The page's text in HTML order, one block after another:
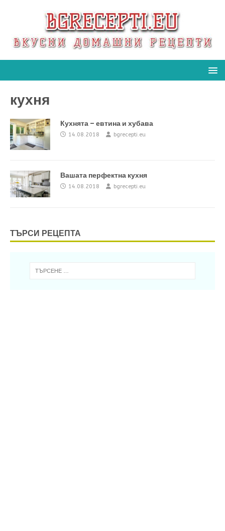
кухня
Кухнята – евтина и хубава
14.08.2018 bgrecepti.eu
Вашата перфектна кухня
14.08.2018 bgrecepti.eu
ТЪРСИ РЕЦЕПТА